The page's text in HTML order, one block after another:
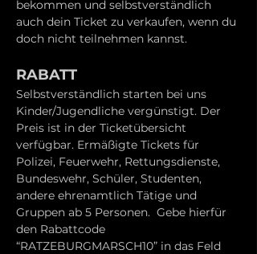
bekommen und selbstverständlich
auch dein Ticket zu verkaufen, wenn du
doch nicht teilnehmen kannst.
RABATT
Selbstverständlich starten bei uns
Kinder/Jugendliche vergünstigt. Der
Preis ist in der Ticketübersicht
verfügbar. Ermäßigte Tickets für
Polizei, Feuerwehr, Rettungsdienste,
Bundeswehr, Schüler, Studenten,
andere ehrenamtlich Tätige und
Gruppen ab 5 Personen.  Gebe hierfür
den Rabattcode
“RATZEBURGMARSCH10” in das Feld